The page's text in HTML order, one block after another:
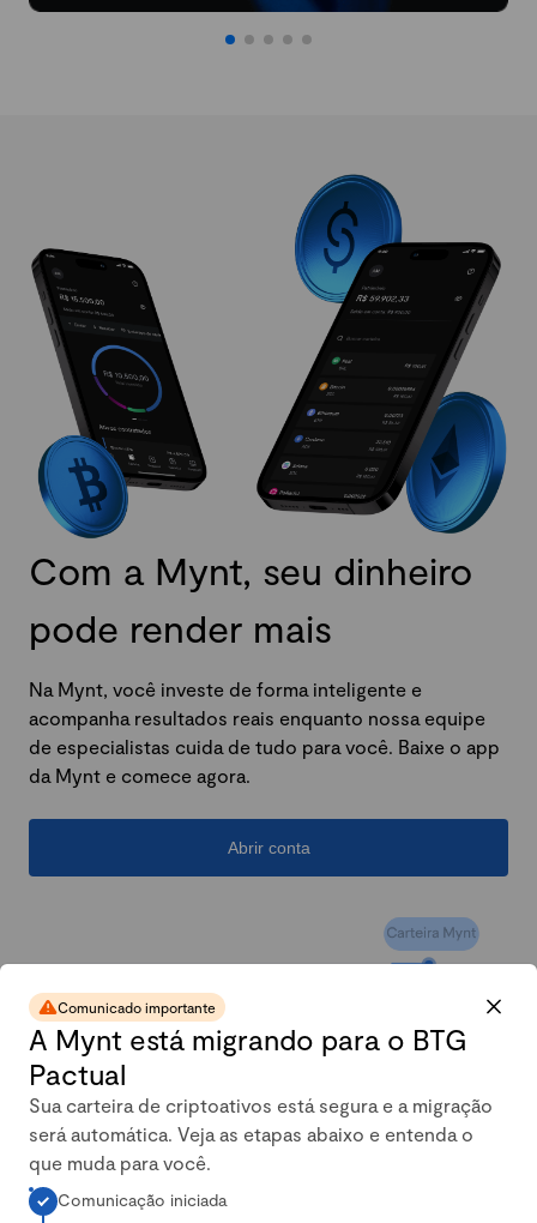
Com a Mynt, seu dinheiro
pode render mais
Na Mynt, você investe de forma inteligente e
acompanha resultados reais enquanto nossa equipe
de especialistas cuida de tudo para você. Baixe o app
da Mynt e comece agora.
Abrir conta
A carteira conservadora da
Comunicado importante
A Mynt está migrando para o BTG
Pactual
Sua carteira de criptoativos está segura e a migração
será automática. Veja as etapas abaixo e entenda o
que muda para você.
Comunicação iniciada